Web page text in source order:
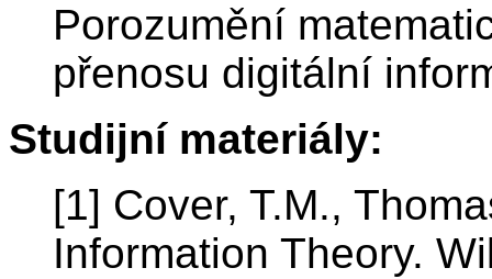
Porozumění
přenosu digitální
Studijní materiály:
[1] Cover, T.M.,
Information Theory.